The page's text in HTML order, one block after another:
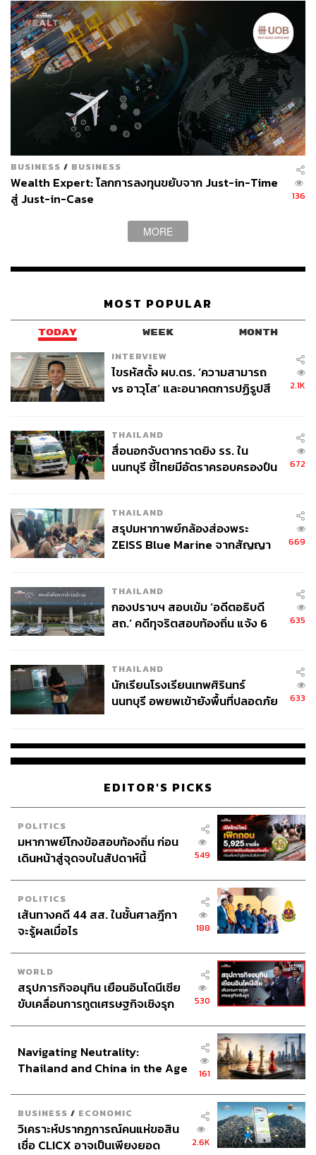
BUSINESS / BUSINESS
Wealth Expert: โลกการลงทุนขยับจาก Just-in-Time
สู่ Just-in-Case
136
MORE
MOST POPULAR
TODAY WEEK MONTH
INTERVIEW
ไขรหัสตั้ง ผบ.ตร. ‘ความสามารถ
vs อาวุโส’ และอนาคตการปฏิรูปสี
2.1K
THAILAND
สื่อนอกจับตากราดยิง รร. ใน
นนทบุรี ชี้ไทยมีอัตราครอบครองปืน
672
THAILAND
สรุปมหากาพย์กล้องส่องพระ
ZEISS Blue Marine จากสัญญา
จ่ายหนี้-แอบระบุแบรนด์
669
THAILAND
กองปราบฯ สอบเข้ม ‘อดีตอธิบดี
สถ.’ คดีทุจริตสอบท้องถิ่น แจ้ง 6
635
THAILAND
นักเรียนโรงเรียนเทพศิรินทร์
นนทบุรี อพยพเข้ายังพื้นที่ปลอดภัย
633
EDITOR'S PICKS
POLITICS
มหากาพย์โกงข้อสอบท้องถิ่น ก่อน
เดินหน้าสู่จุดจบในสัปดาห์นี้
549
POLITICS
เส้นทางคดี 44 สส. ในชั้นศาลฎีกา
จะรู้ผลเมื่อไร
188
WORLD
สรุปภารกิจอนุทิน เยือนอินโดนีเซีย
ขับเคลื่อนการทูตเศรษฐกิจเชิงรุก
530
Navigating Neutrality:
Thailand and China in the Age
161
BUSINESS / ECONOMIC
วิเคราะห์ปรากฏการณ์คนแห่ขอสิน
เชื่อ CLICX อาจเป็นเพียงยอด
2.6K